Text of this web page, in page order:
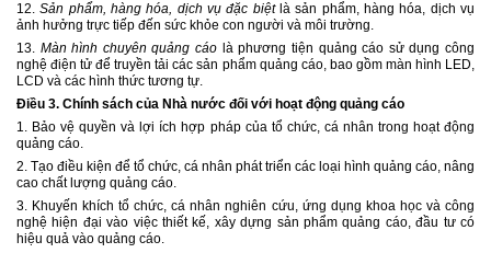
12. Sản phẩm, hàng hóa, dịch vụ đặc biệtlà sản phẩm, hàng hóa, dịch vụ
ảnh hưởng trực tiếp đến sức khỏe con người và môi trường.
13. Màn hình chuyên quảng cáo là phương tiện quảng cáo sử dụng công
nghệ điện tử để truyền tải các sản phẩm quảng cáo, bao gồm màn hình LED,
LCD và các hình thức tương tự.
Điều 3. Chính sách của Nhà nước đối với hoạt động quảng cáo
1. Bảo vệ quyền và lợi ích hợp pháp của tổ chức, cá nhân trong hoạt động
quảng cáo.
2. Tạo điều kiện để tổ chức, cá nhân phát triển các loại hình quảng cáo, nâng
cao chất lượng quảng cáo.
3. Khuyến khích tổ chức, cá nhân nghiên cứu, ứng dụng khoa học và công
nghệ hiện đại vào việc thiết kế, xây dựng sản phẩm quảng cáo, đầu tư có
hiệu quả vào quảng cáo.